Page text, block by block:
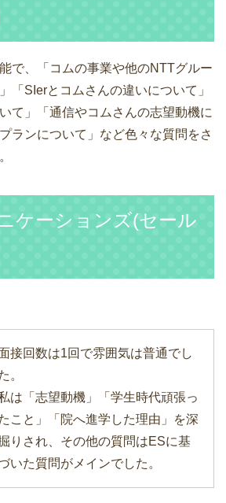
で、「コムの事業や他のNTTグルー
「SIerとコムさんの違いについて」
て」「通信やコムさんの志望動機に
ランについて」など色々な質問をさ
ケーションズ(セール
接回数は1回で雰囲気は普通でし
。
は「志望動機」「学生時代頑張っ
こと」「院へ進学した理由」を深
りされ、その他の質問はESに基
いた質問がメインでした。